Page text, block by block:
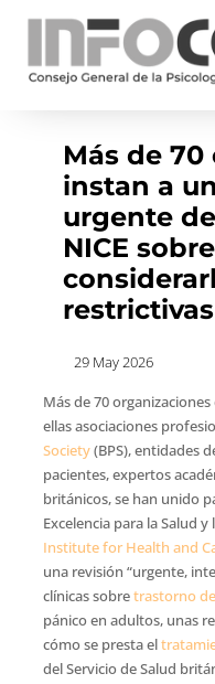
Más de
instan a
urgente
NICE
restrictivas
29 May 2026
Más de 70
ellas asociaciones
Society(BPS), entidades
pacientes, expertos
británicos, se han unido
Excelencia para la Salud
Institute for Health and
una revisión “urgente,
clínicas sobretrastorno
pánico en adultos, unas
cómo se presta el
del Servicio de Salud